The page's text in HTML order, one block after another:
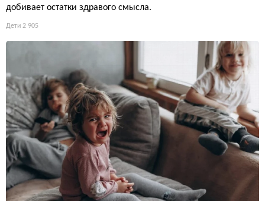
добивает остатки здравого смысла.
Дети 2 905